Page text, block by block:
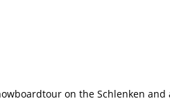
on the Schlenken